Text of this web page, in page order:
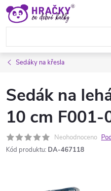
Přejít
obsah
Sedáky na křesla
Sedák na
10 cm F001-
Neohodnoceno
Kód produktu: DA-467118